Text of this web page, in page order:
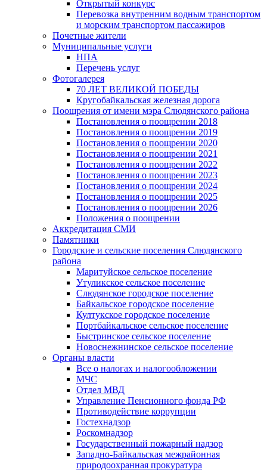
Открытый конкурс
Перевозка внутренним водным транспортом
и морским транспортом пассажиров
Почетные жители
Муниципальные услуги
НПА
Перечень услуг
Фотогалерея
70 ЛЕТ ВЕЛИКОЙ ПОБЕДЫ
Кругобайкальская железная дорога
Поощрения от имени мэра Слюдянского района
Постановления о поощрении 2018
Постановления о поощрении 2019
Постановления о поощрении 2020
Постановления о поощрении 2021
Постановления о поощрении 2022
Постановления о поощрении 2023
Постановления о поощрении 2024
Постановления о поощрении 2025
Постановления о поощрении 2026
Положения о поощрении
Аккредитация СМИ
Памятники
Городские и сельские поселения Слюдянского
района
Маритуйское сельское поселение
Утуликское сельское поселение
Слюдянское городское поселение
Байкальское городское поселение
Култукское городское поселение
Портбайкальское сельское поселение
Быстринское сельское поселение
Новоснежнинское сельское поселение
Органы власти
Все о налогах и налогообложении
МЧС
Отдел МВД
Управление Пенсионного фонда РФ
Противодействие коррупции
Гостехнадзор
Роскомнадзор
Государственный пожарный надзор
Западно-Байкальская межрайонная
природоохранная прокуратура